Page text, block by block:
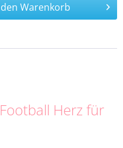
Warenkorb
Herz für